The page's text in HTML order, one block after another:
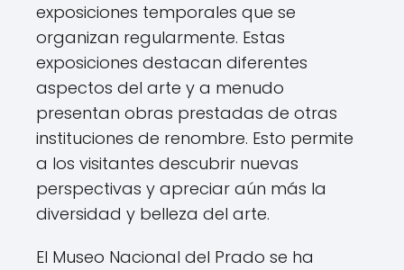
exposiciones temporales que se
organizan regularmente. Estas
exposiciones destacan diferentes
aspectos del arte y a menudo
presentan obras prestadas de otras
instituciones de renombre. Esto permite
a los visitantes descubrir nuevas
perspectivas y apreciar aún más la
diversidad y belleza del arte.
El Museo Nacional del Prado se ha